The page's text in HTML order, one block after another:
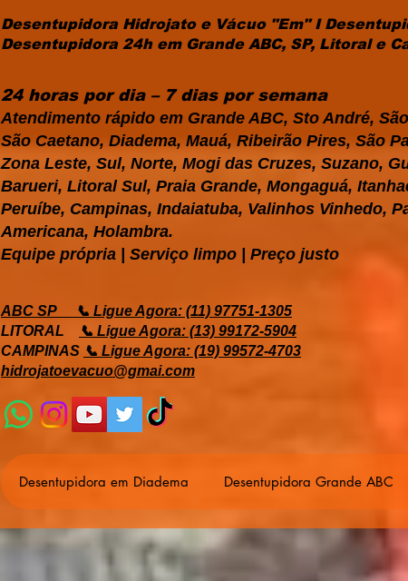
Desentupidora Hidrojato e Vácuo "Em" I
Desentupidora 24h em Grande ABC, SP, Litoral e
24 horas por dia – 7 dias por semana
Atendimento rápido em Grande ABC, Sto André,
São Caetano, Diadema, Mauá, Ribeirão Pires, São
Zona Leste, Sul, Norte, Mogi das Cruzes, Suzano,
Barueri, Litoral Sul, Praia Grande, Mongaguá,
Peruíbe, Campinas, Indaiatuba, Valinhos Vinhedo,
Americana, Holambra.
Equipe própria | Serviço limpo | Preço justo
ABC SP
📞 Ligue Agora: (11) 97751-1305
LITORAL
📞 Ligue Agora: (13) 99172-5904
CAMPINAS 📞 Ligue Agora: (19) 99572-4703
hidrojatoevacuo@gmai.com
Desentupidora em Diadema Desentupidora Grande ABC